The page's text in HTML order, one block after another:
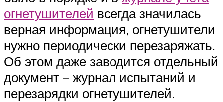
огнетушителей всегда значилась
верная информация, огнетушители
нужно периодически перезаряжать.
Об этом даже заводится отдельный
документ – журнал испытаний и
перезарядки огнетушителей.